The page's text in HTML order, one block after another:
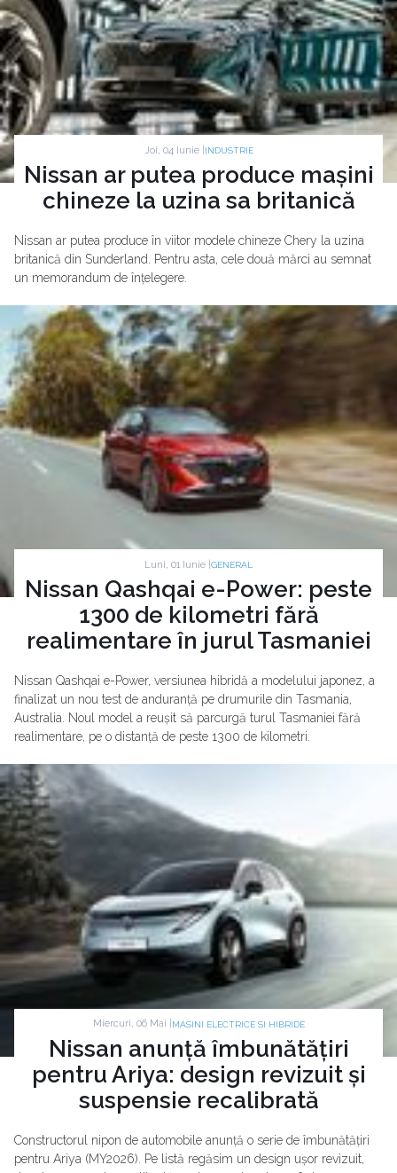
Joi, 04 Iunie | INDUSTRIE
Nissan ar putea produce mașini
chineze la uzina sa britanică
Nissan ar putea produce în viitor modele chineze Chery la uzina
britanică din Sunderland. Pentru asta, cele două mărci au semnat
un memorandum de înțelegere.
Luni, 01 Iunie | GENERAL
Nissan Qashqai e-Power: peste
1300 de kilometri fără
realimentare în jurul Tasmaniei
Nissan Qashqai e-Power, versiunea hibridă a modelului japonez, a
finalizat un nou test de anduranță pe drumurile din Tasmania,
Australia. Noul model a reușit să parcurgă turul Tasmaniei fără
realimentare, pe o distanță de peste 1300 de kilometri.
Miercuri, 06 Mai | MASINI ELECTRICE SI HIBRIDE
Nissan anunță îmbunătățiri
pentru Ariya: design revizuit și
suspensie recalibrată
Constructorul nipon de automobile anunță o serie de îmbunătățiri
pentru Ariya (MY2026). Pe listă regăsim un design ușor revizuit,